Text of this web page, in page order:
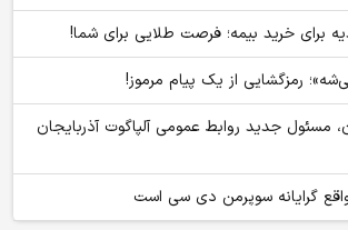
برای خرید بیمه؛ فرصت طلایی برای شما!
رمزگشایی از یک پیام مرموز!
مسئول جدید روابط عمومی آلپاگوت آذربایجان
گرایانه سوپرمن دی سی است